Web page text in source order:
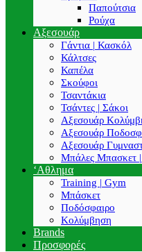
Παπούτσια
Ρούχα
Αξεσουάρ
Γάντια | Κασκόλ
Κάλτσες
Καπέλα
Σκούφοι
Τσαντάκια
Τσάντες | Σάκοι
Αξεσουάρ
Αξεσουάρ
Αξεσουάρ
Μπάλες Μπασκετ
‘Αθλημα
Training | Gym
Μπάσκετ
Ποδόσφαιρο
Κολύμβηση
Brands
Προσφορές